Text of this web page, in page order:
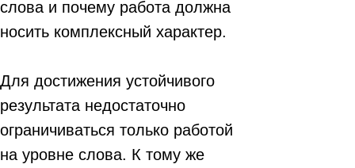
слова и почему работа должна
носить комплексный характер.
Для достижения устойчивого
результата недостаточно
ограничиваться только работой
на уровне слова. К тому же